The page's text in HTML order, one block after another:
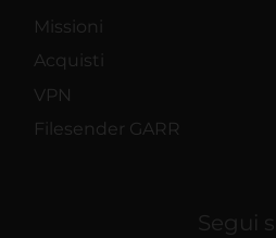
Missioni
Acquisti
VPN
Filesender GARR
Segui